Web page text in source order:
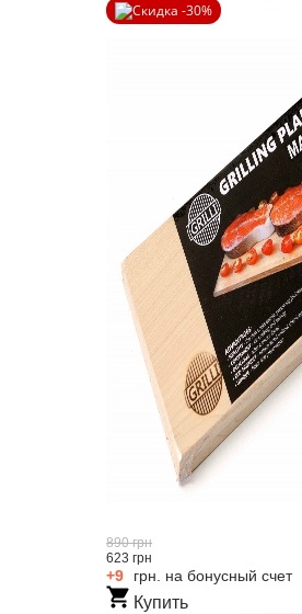
Скидка -30%
890 грн
623 грн
+9 грн. на бонусный счет
Купить